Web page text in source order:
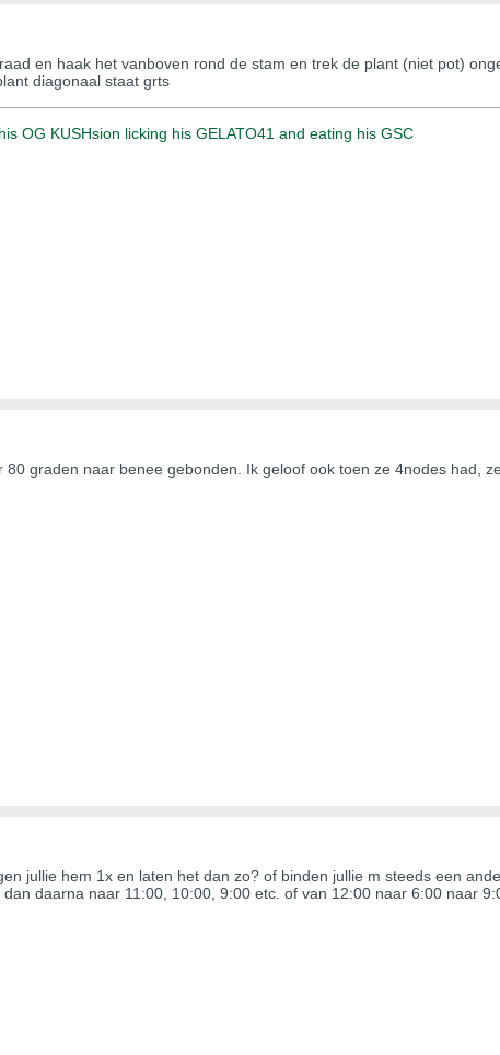
en haak het vanboven rond de stam en trek de plant (niet pot)
diagonaal staat grts
OG KUSHsion licking his GELATO41 and eating his GSC
80 graden naar benee gebonden. Ik geloof ook toen ze 4nodes had,
jullie hem 1x en laten het dan zo? of binden jullie m steeds een
daarna naar 11:00, 10:00, 9:00 etc. of van 12:00 naar 6:00 naar